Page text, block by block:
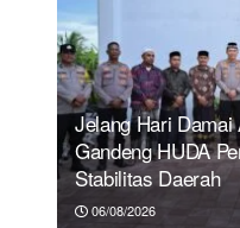
Jelang Hari
Gandeng HUDA
Stabilitas Daerah
06/08/2026